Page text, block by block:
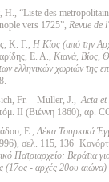
H., “Liste des
vers 1725”, Revue de
Κ. Γ., Η Κίος (από την
Ε. Α., Κιανά, Βίος,
ελληνικών χωριών της
Fr. – Müller, J.,Acta
ΙΙ (Βιέννη 1860), αρ.
Ε.,Δέκα Τουρκικά
σελ. 115, 136·
Πατριαρχείο: Βεράτια
(17ος - αρχές 20ου αιώνα)